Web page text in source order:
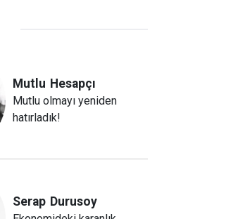
Mutlu Hesapçı
Mutlu olmayı yeniden
hatırladık!
Serap Durusoy